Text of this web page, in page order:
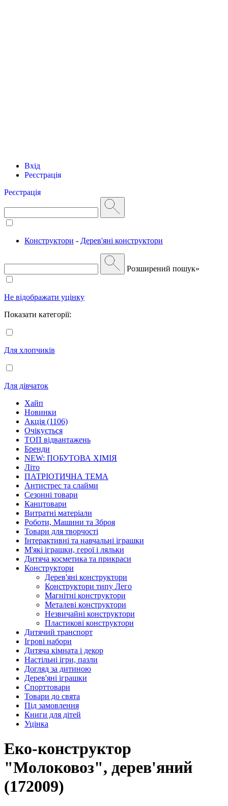
Вхід
Реєстрація
Реєстрація
Конструктори - Дерев'яні конструктори
Розширений пошук»
Не відображати уцінку
Показати категорії:
Для хлопчиків
Для дівчаток
Хайп
Новинки
Акція (1106)
Очікується
ТОП відвантажень
Бренди
NEW: ПОБУТОВА ХІМІЯ
Літо
ПАТРІОТИЧНА ТЕМА
Антистрес та слайми
Сезонні товари
Канцтовари
Витратні матеріали
Роботи, Машини та Зброя
Товари для творчості
Інтерактивні та навчальні іграшки
М'які іграшки, герої і ляльки
Дитяча косметика та прикраси
Конструктори
Дерев'яні конструктори
Конструктори типу Лего
Магнітні конструктори
Металеві конструктори
Незвичайні конструктори
Пластикові конструктори
Дитячий транспорт
Ігрові набори
Дитяча кімната і декор
Настільні ігри, пазли
Догляд за дитиною
Дерев'яні іграшки
Спорттовари
Товари до свята
Під замовлення
Книги для дітей
Уцінка
Еко-конструктор
"Молоковоз", дерев'яний
(172009)